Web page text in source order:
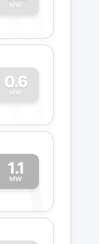
MW
0
0.6
MW
0
1.1
MW
1